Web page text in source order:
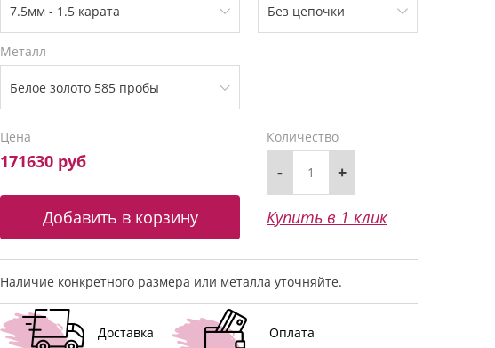
Металл
Цена
171630 руб
Количество
- +
Купить в 1 клик
Наличие конкретного размера или металла уточняйте.
Доставка Оплата